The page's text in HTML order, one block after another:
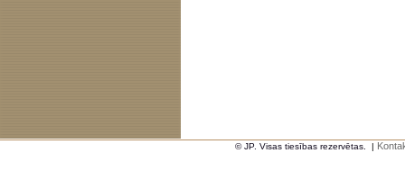
© JP. Visas tiesības rezervētas. |